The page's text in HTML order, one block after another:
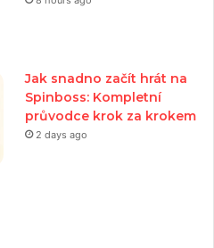
Jak snadno začít hrát na
Spinboss: Kompletní
průvodce krok za krokem
2 days ago